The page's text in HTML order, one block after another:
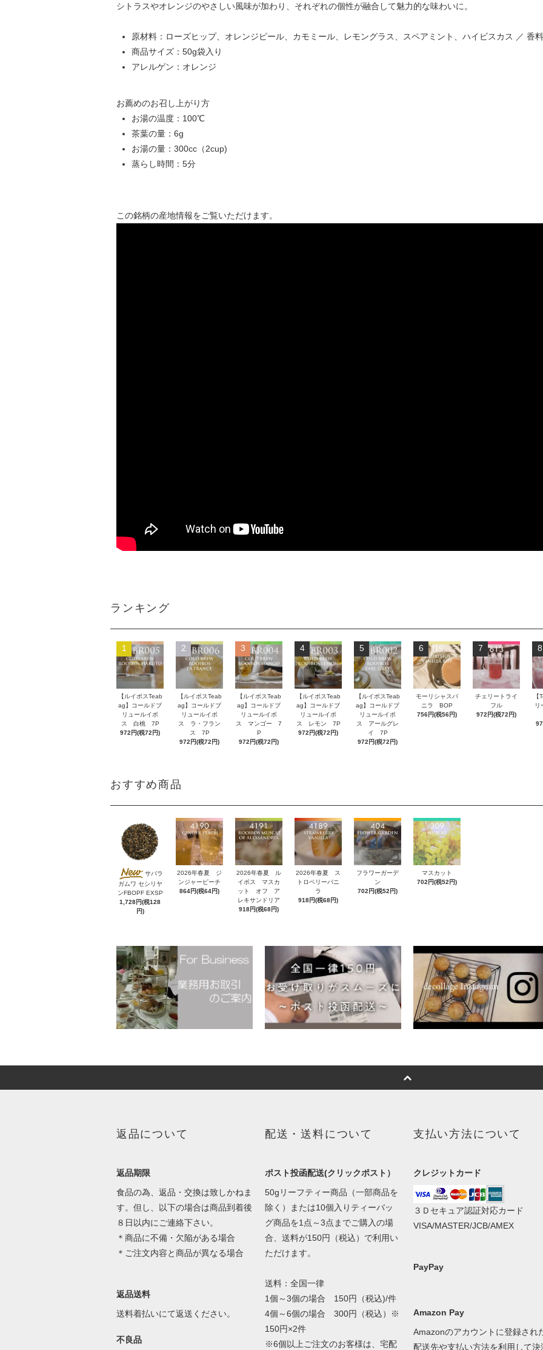
シトラスやオレンジのやさしい風味が加わり、それぞれの個性が融合して魅力的な味わいに。
原材料：ローズヒップ、オレンジピール、カモミール、レモングラス、スペアミント、ハイビスカス ／ 香料
商品サイズ：50g袋入り
アレルゲン：オレンジ
お薦めのお召し上がり方
お湯の温度：100℃
茶葉の量：6g
お湯の量：300cc（2cup)
蒸らし時間：5分
この銘柄の産地情報をご覧いただけます。
ランキング
1
【ルイボスTeab
ag】コールドブ
リュールイボ
ス 白桃 7P
972円(税72円)
2
【ルイボスTeab
ag】コールドブ
リュールイボ
ス ラ・フラン
ス 7P
972円(税72円)
3
【ルイボスTeab
ag】コールドブ
リュールイボ
ス マンゴー 7
P
972円(税72円)
4
【ルイボスTeab
ag】コールドブ
リュールイボ
ス レモン 7P
972円(税72円)
5
【ルイボスTeab
ag】コールドブ
リュールイボ
ス アールグレ
イ 7P
972円(税72円)
6
モーリシャスバ
ニラ BOP
756円(税56円)
7
チェリートライ
フル
972円(税72円)
8
【
リ
おすすめ商品
サバラ
ガムワ セシリヤ
ンFBOPF EXSP
1,728円(税128
円)
2026年春夏 ジ
ンジャーピーチ
864円(税64円)
2026年春夏 ル
イボス マスカ
ット オフ ア
レキサンドリア
918円(税68円)
2026年春夏 ス
トロベリーバニ
ラ
918円(税68円)
フラワーガーデ
ン
702円(税52円)
マスカット
702円(税52円)
返品について
返品期限
食品の為、返品・交換は致しかねま
す。但し、以下の場合は商品到着後
８日以内にご連絡下さい。
＊商品に不備・欠陥がある場合
＊ご注文内容と商品が異なる場合
返品送料
送料着払いにて返送ください。
不良品
配送・送料について
ポスト投函配送(クリックポスト）
50gリーフティー商品（一部商品を
除く）または10個入りティーバッ
グ商品を1点～3点までご購入の場
合、送料が150円（税込）で利用い
ただけます。
送料：全国一律
1個～3個の場合 150円（税込)/件
4個～6個の場合 300円（税込）※
150円×2件
※6個以上ご注文のお客様は、宅配
支払い方法について
クレジットカード
３Ｄセキュア認証対応カード
VISA/MASTER/JCB/AMEX
PayPay
Amazon Pay
Amazonのアカウントに登録され
配送先や支払い方法を利用して決